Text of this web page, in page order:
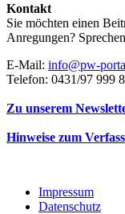
Kontakt
Sie möchten einen
Anregungen?
E-Mail: info@pw-
Telefon: 0431/97 999
Zu unserem
Hinweise zum
Impressum
Datenschutz